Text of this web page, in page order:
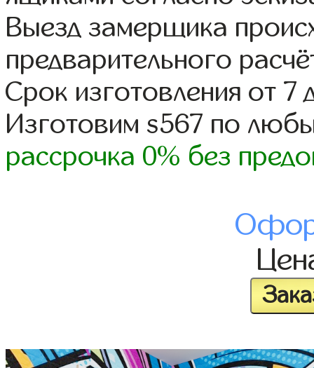
Выезд замерщика
предварительного
Срок изготовления от 7
Изготовим s567 по
рассрочка 0% без